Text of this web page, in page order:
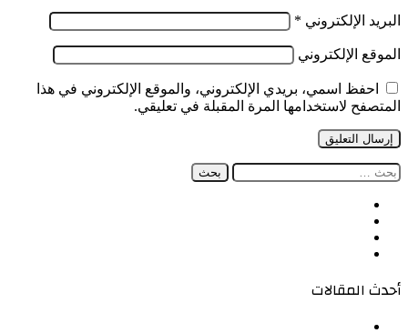
البريد الإلكتروني *
الموقع الإلكتروني
احفظ اسمي، بريدي الإلكتروني، والموقع الإلكتروني في هذا
المتصفح لاستخدامها المرة المقبلة في تعليقي.
البحث
أحدث المقالات